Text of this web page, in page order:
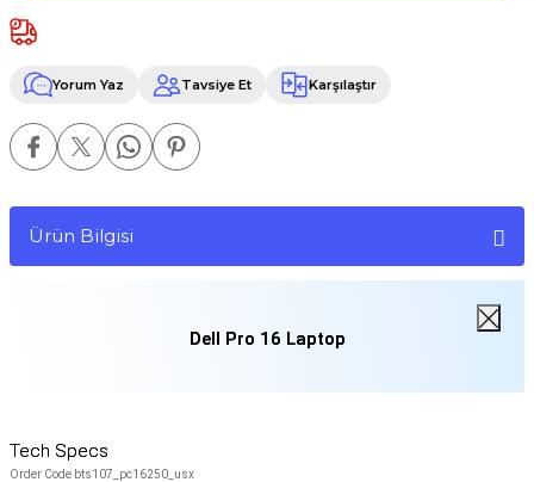
Yorum Yaz Tavsiye Et Karşılaştır
Ürün Bilgisi
Dell Pro 16 Laptop
Tech Specs
Order Code bts107_pc16250_usx